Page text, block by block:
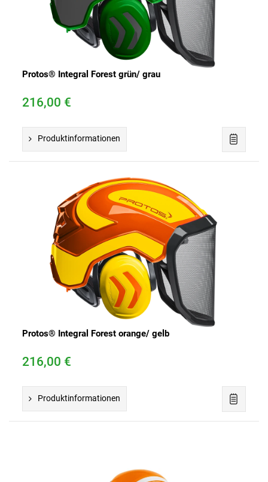
Protos® Integral Forest grün/ grau
216,00 €
Produktinformationen
Protos® Integral Forest orange/ gelb
216,00 €
Produktinformationen